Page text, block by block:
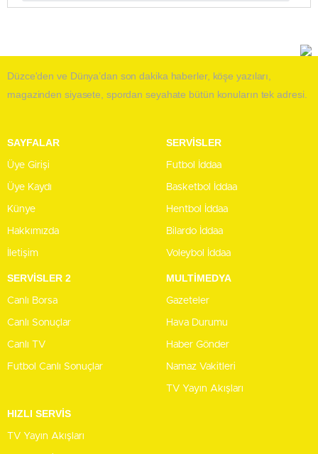
Düzce'den ve Dünya’dan son dakika haberler, köşe yazıları,
magazinden siyasete, spordan seyahate bütün konuların tek adresi.
SAYFALAR
Üye Girişi
Üye Kaydı
Künye
Hakkımızda
İletişim
SERVİSLER
Futbol İddaa
Basketbol İddaa
Hentbol İddaa
Bilardo İddaa
Voleybol İddaa
SERVİSLER 2
Canlı Borsa
Canlı Sonuçlar
Canlı TV
Futbol Canlı Sonuçlar
MULTİMEDYA
Gazeteler
Hava Durumu
Haber Gönder
Namaz Vakitleri
TV Yayın Akışları
HIZLI SERVİS
TV Yayın Akışları